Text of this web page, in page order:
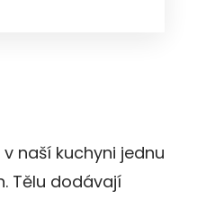
naší kuchyni jednu
Tělu dodávají